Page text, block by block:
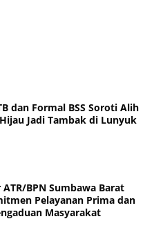
dan Formal BSS Soroti Alih
Jadi Tambak di Lunyuk
BPN Sumbawa Barat
Pelayanan Prima dan
Masyarakat